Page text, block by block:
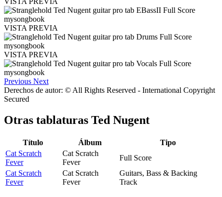
VISTA PREVIA
VISTA PREVIA
Previous Next
Derechos de autor: © All Rights Reserved - International Copyright
Secured
Otras tablaturas Ted Nugent
Título Álbum
Tipo
Cat Scratch
Fever
Cat Scratch
Fever
Full Score
Cat Scratch
Fever
Cat Scratch
Fever
Guitars, Bass & Backing
Track